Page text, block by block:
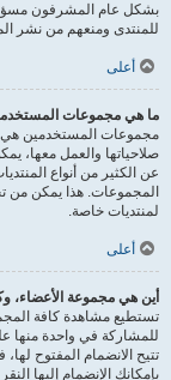
بشكل عام المشرفون
للمنتدى ومنعهم من نشر
أعلى
ما هي مجموعات
مجموعات المستخدمين هي
صلاحياتها والعمل معها،
عن الكثير من أنواع
المجموعات. هذا يمكن من
لمنتديات خاصة.
أعلى
أين هي مجموعة الأعضاء،
تستطيع مشاهدة كافة
للمشاركة في واحدة منها
تتيح الانضمام المفتوح
بإمكانك الإنضمام إليها